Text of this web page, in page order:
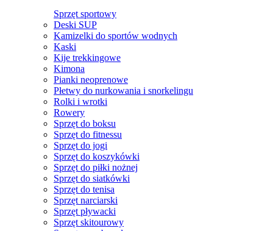
Sprzęt sportowy
Deski SUP
Kamizelki do sportów wodnych
Kaski
Kije trekkingowe
Kimona
Pianki neoprenowe
Płetwy do nurkowania i snorkelingu
Rolki i wrotki
Rowery
Sprzęt do boksu
Sprzęt do fitnessu
Sprzęt do jogi
Sprzęt do koszykówki
Sprzęt do piłki nożnej
Sprzęt do siatkówki
Sprzęt do tenisa
Sprzęt narciarski
Sprzęt pływacki
Sprzęt skitourowy